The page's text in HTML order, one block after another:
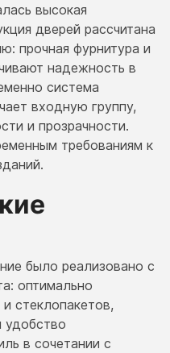
высокая
дверей рассчитана
прочная фурнитура и
надежность в
система
входную группу,
и прозрачности.
требованиям к
было реализовано с
оптимально
стеклопакетов,
удобство
в сочетании с